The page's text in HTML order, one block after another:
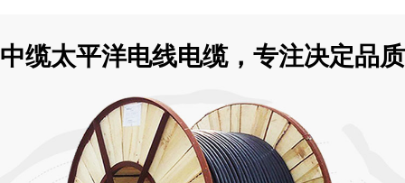
中缆太平洋电线电缆，专注决定品质